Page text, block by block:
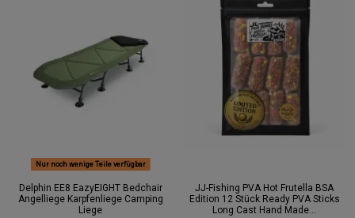
Nur noch wenige Teile verfügbar
Delphin EE8 EazyEIGHT Bedchair
Angelliege Karpfenliege Camping
Liege
JJ-Fishing PVA Hot Frutella BSA
Edition 12 Stück Ready PVA Sticks
Long Cast Hand Made...